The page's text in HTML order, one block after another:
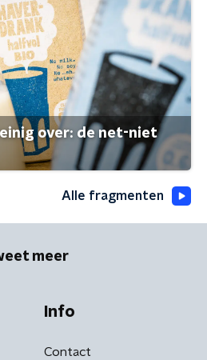
over: de net-niet
Alle fragmenten
meer
Info
Contact